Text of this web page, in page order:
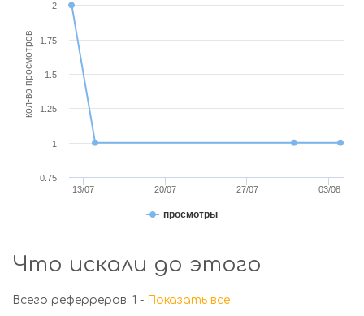
кол-во просмотров
просмотры
13/07 20/07 27/07 03/08
0.75
1
1.25
1.5
1.75
2
Что искали до этого
Всего реферреров: 1 - Показать все